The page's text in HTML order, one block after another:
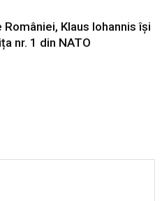
Klaus Iohannis își
nr. 1 din NATO